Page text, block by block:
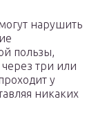
нарушить
пользы,
три или
у
никаких